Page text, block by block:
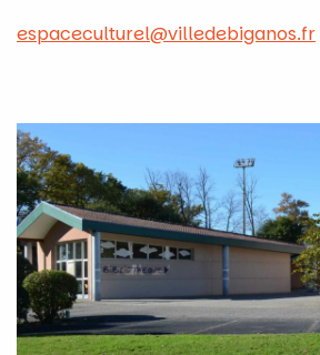
espaceculturel@villedebiganos.fr